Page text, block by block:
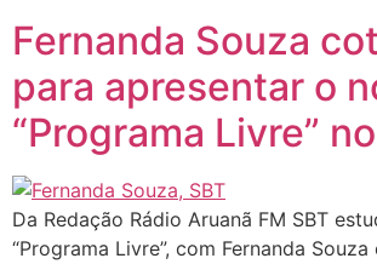
Fernanda Souza
para apresentar o
“Programa Livre”
Da Redação Rádio Aruanã FM SBT
“Programa Livre”, com Fernanda